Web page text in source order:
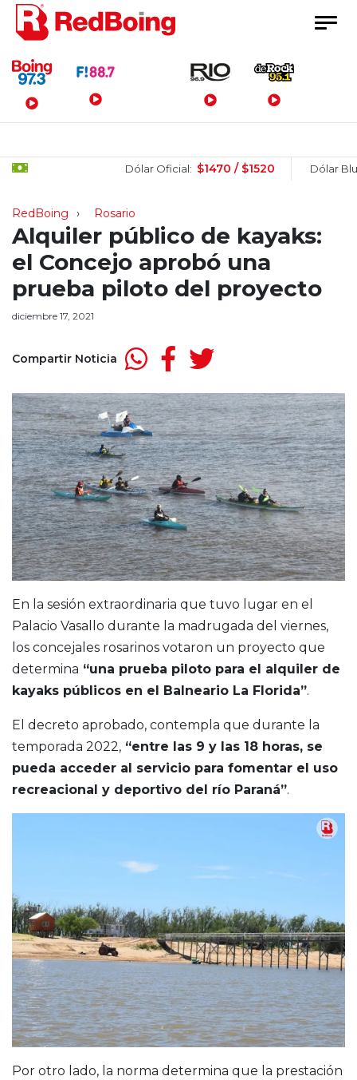
Menú Principal
Dólar Oficial: $1470 / $1520 Dólar Blue:
RedBoing Rosario
Alquiler público de kayaks:
el Concejo aprobó una
prueba piloto del proyecto
diciembre 17, 2021
Compartir Noticia
En la sesión extraordinaria que tuvo lugar en el
Palacio Vasallo durante la madrugada del viernes,
los concejales rosarinos votaron un proyecto que
determina “una prueba piloto para el alquiler de
kayaks públicos en el Balneario La Florida”.
El decreto aprobado, contempla que durante la
temporada 2022, “entre las 9 y las 18 horas, se
pueda acceder al servicio para fomentar el uso
recreacional y deportivo del río Paraná”.
Por otro lado, la norma determina que la prestación